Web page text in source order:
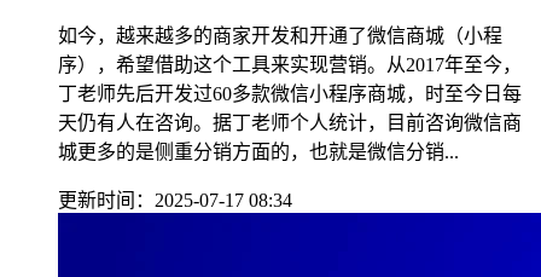
如今，越来越多的商家开发和开通了微信商城（小程
序），希望借助这个工具来实现营销。从2017年至今，
丁老师先后开发过60多款微信小程序商城，时至今日每
天仍有人在咨询。据丁老师个人统计，目前咨询微信商
城更多的是侧重分销方面的，也就是微信分销...
更新时间：2025-07-17 08:34